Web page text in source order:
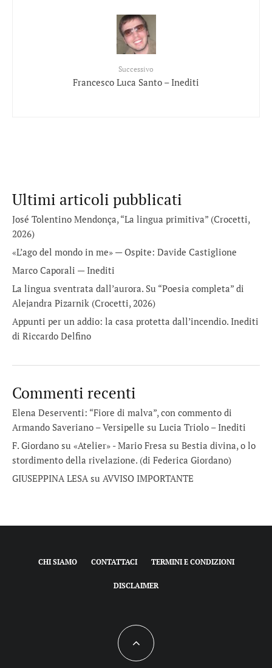
Successivo
Francesco Luca Santo – Inediti
Ultimi articoli pubblicati
José Tolentino Mendonça, “La lingua primitiva” (Crocetti,
2026)
«L’ago del mondo in me» — Ospite: Davide Castiglione
Marco Caporali — Inediti
La lingua sventrata dall’aurora. Su “Poesia completa” di
Alejandra Pizarnik (Crocetti, 2026)
Appunti per un addio: la casa protetta dall’incendio. Inediti
di Riccardo Delfino
Commenti recenti
Elena Deserventi: “Fiore di malva”, con commento di
Armando Saveriano – Versipelle su Lucia Triolo – Inediti
F. Giordano su «Atelier» - Mario Fresa su Bestia divina, o lo
stordimento della rivelazione. (di Federica Giordano)
GIUSEPPINA LESA su AVVISO IMPORTANTE
CHI SIAMO CONTATTACI TERMINI E CONDIZIONI
DISCLAIMER